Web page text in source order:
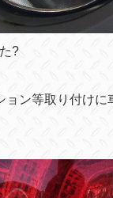
?
ョン等取り付け